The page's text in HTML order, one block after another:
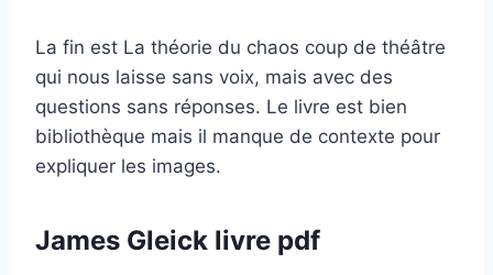
La fin est La théorie du chaos coup de théâtre
qui nous laisse sans voix, mais avec des
questions sans réponses. Le livre est bien
bibliothèque mais il manque de contexte pour
expliquer les images.
James Gleick livre pdf